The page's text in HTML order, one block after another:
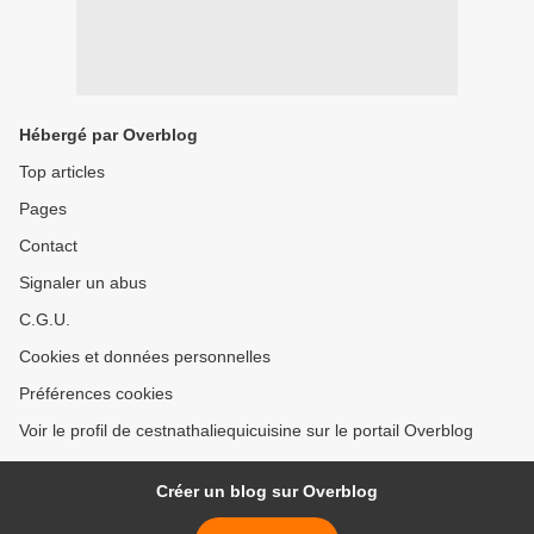
Hébergé par Overblog
Top articles
Pages
Contact
Signaler un abus
C.G.U.
Cookies et données personnelles
Préférences cookies
Voir le profil de cestnathaliequicuisine sur le portail Overblog
Créer un blog sur Overblog